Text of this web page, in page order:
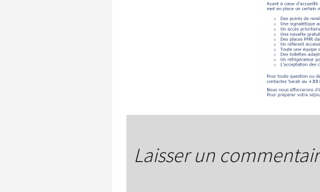
Laisser un